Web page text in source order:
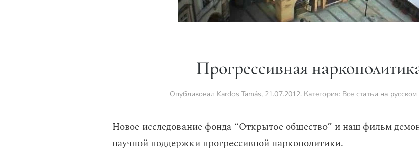
Прогрессивная
Опубликовал Kardos Tamás, 21.07.2012. Категория: Все статьи на
Новое исследование фонда “Открытое общество” и наш фильм
научной поддержки прогрессивной наркополитики.